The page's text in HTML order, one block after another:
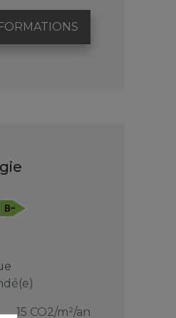
15 CO2/m²/an